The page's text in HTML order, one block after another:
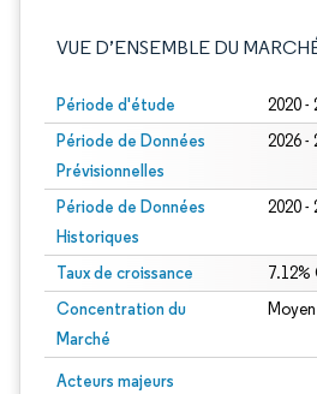
VUE D’ENSEMBLE DU
Période d'étude 2020 -
Période de Données
Prévisionnelles
2026 -
Période de Données
Historiques
2020 -
Taux de croissance 7.12%
Concentration du
Marché
Moyen
Acteurs majeurs
Image © Mordor Intelligence. La